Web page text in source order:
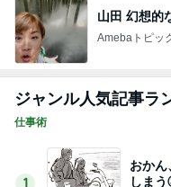
ジャンル人気記事ラ
仕事術
1
おかん
しま
2
た